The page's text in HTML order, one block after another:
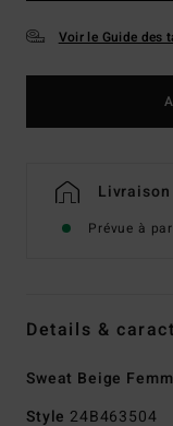
Voir le Guide des
Prévue à
Details &
Sweat Beige
Style 24B463504